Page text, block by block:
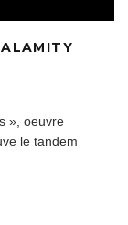
», oeuvre
le tandem